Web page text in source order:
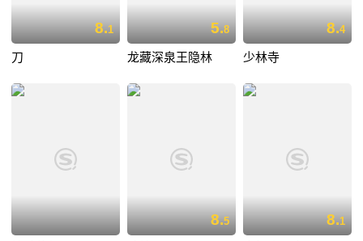
8.1
刀
5.8
龙藏深泉王隐林
8.4
少林寺
8.5 8.1